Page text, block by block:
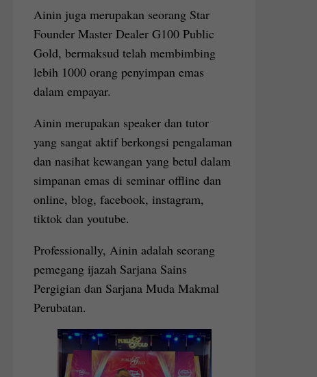
Ainin juga merupakan seorang Star
Founder Master Dealer G100 Public
Gold, bermaksud telah membimbing
lebih 1000 orang penyimpan emas
dalam empayar.
Ainin merupakan speaker dan tutor
yang sangat aktif berkongsi pengalaman
dan nasihat kewangan yang betul dalam
simpanan emas di seminar offline dan
online, blog, facebook, instagram,
tiktok dan youtube.
Professionally, Ainin adalah seorang
pemegang ijazah Sarjana Sains
Pergigian dan Sarjana Muda Makmal
Perubatan.